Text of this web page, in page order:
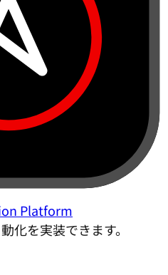
Platform
化を実装できます。